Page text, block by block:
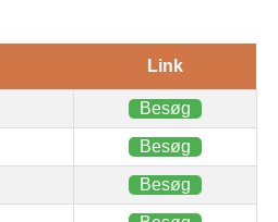
Link
Besøg
Besøg
Besøg